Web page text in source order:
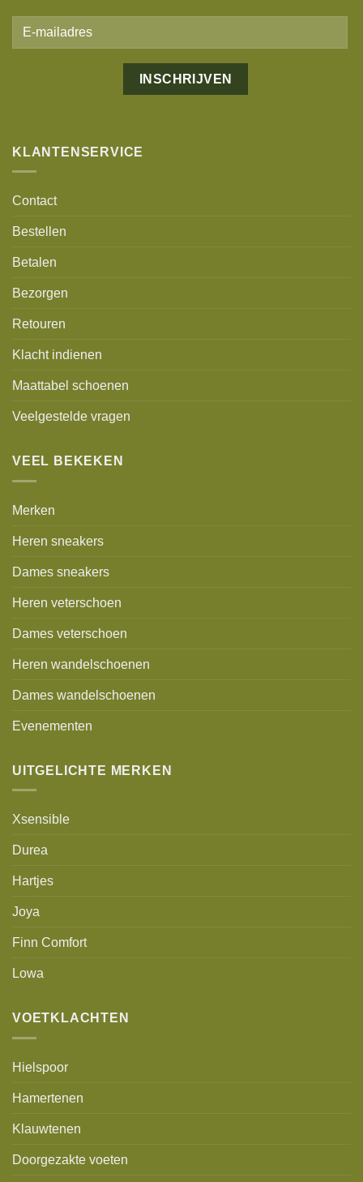
KLANTENSERVICE
Contact
Bestellen
Betalen
Bezorgen
Retouren
Klacht indienen
Maattabel schoenen
Veelgestelde vragen
VEEL BEKEKEN
Merken
Heren sneakers
Dames sneakers
Heren veterschoen
Dames veterschoen
Heren wandelschoenen
Dames wandelschoenen
Evenementen
UITGELICHTE MERKEN
Xsensible
Durea
Hartjes
Joya
Finn Comfort
Lowa
VOETKLACHTEN
Hielspoor
Hamertenen
Klauwtenen
Doorgezakte voeten